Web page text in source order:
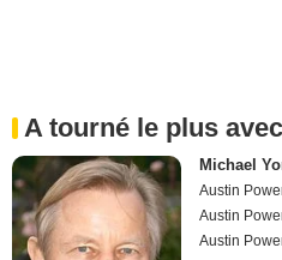
A tourné le plus
Michael
Austin
Austin
Austin